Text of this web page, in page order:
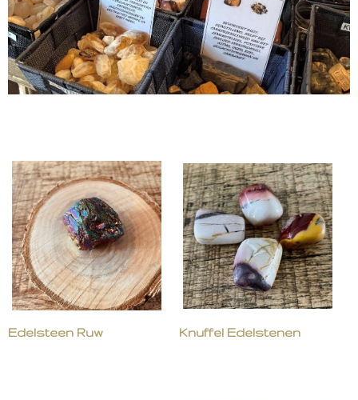
Edelsteen Ruw Knuffel Edelstenen